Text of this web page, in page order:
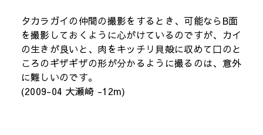
タカラガイの仲間の撮影をするとき、可能ならB面
を撮影しておくように心がけているのですが、カイ
の生きが良いと、肉をキッチリ貝殻に収めて口のと
ころのギザギザの形が分かるように撮るのは、意外
に難しいのです。
(2009-04 大瀬崎 -12m)